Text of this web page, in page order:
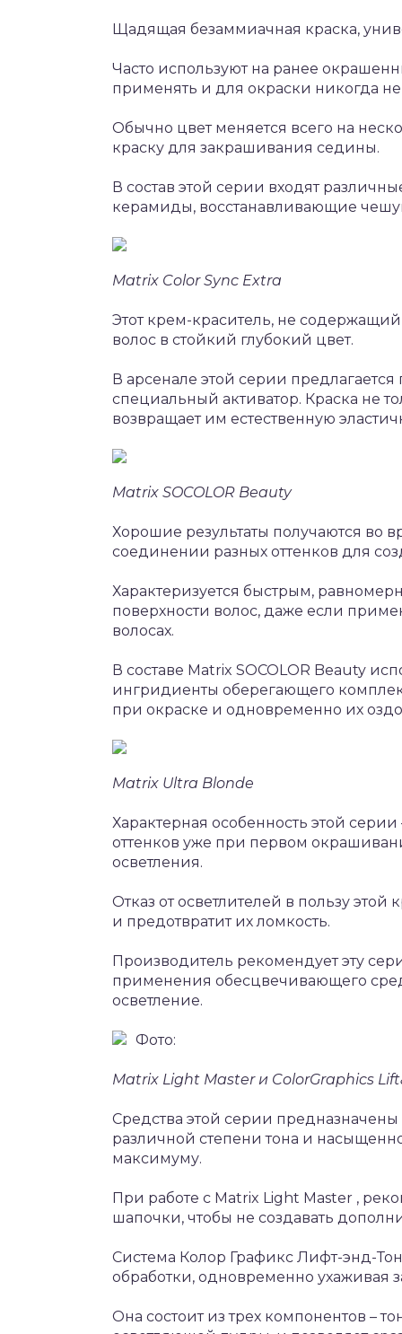
Щадящая безаммиачная краска,
Часто используют на ранее
применять и для окраски никогда
Обычно цвет меняется всего на
краску для закрашивания седины.
В состав этой серии входят
керамиды, восстанавливающие
Matrix Color Sync Extra
Этот крем-краситель, не
волос в стойкий глубокий цвет.
В арсенале этой серии
специальный активатор. Краска не
возвращает им естественную
Matrix SOCOLOR Beauty
Хорошие результаты получаются во
соединении разных оттенков для
Характеризуется быстрым,
поверхности волос, даже если
волосах.
В составе Matrix SOCOLOR Beauty
ингридиенты оберегающего
при окраске и одновременно их
Matrix Ultra Blonde
Характерная особенность этой
оттенков уже при первом
осветления.
Отказ от осветлителей в пользу
и предотвратит их ломкость.
Производитель рекомендует эту
применения обесцвечивающего
осветление.
Фото:
Matrix Light Master и ColorGraphics
Средства этой серии
различной степени тона и
максимуму.
При работе с Matrix Light Master ,
шапочки, чтобы не создавать
Система Колор Графикс Лифт-энд-
обработки, одновременно ухаживая
Она состоит из трех компонентов –